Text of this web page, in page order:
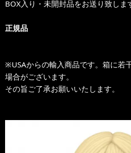
BOX入り・未開封品をお送り致しま
正規品
※USAからの輸入商品です。箱に若
場合がございます。
その旨ご了承お願いいたします。